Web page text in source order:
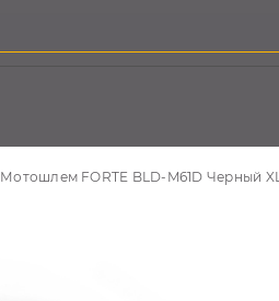
Мотошлем FORTE BLD-M61D Черный XL